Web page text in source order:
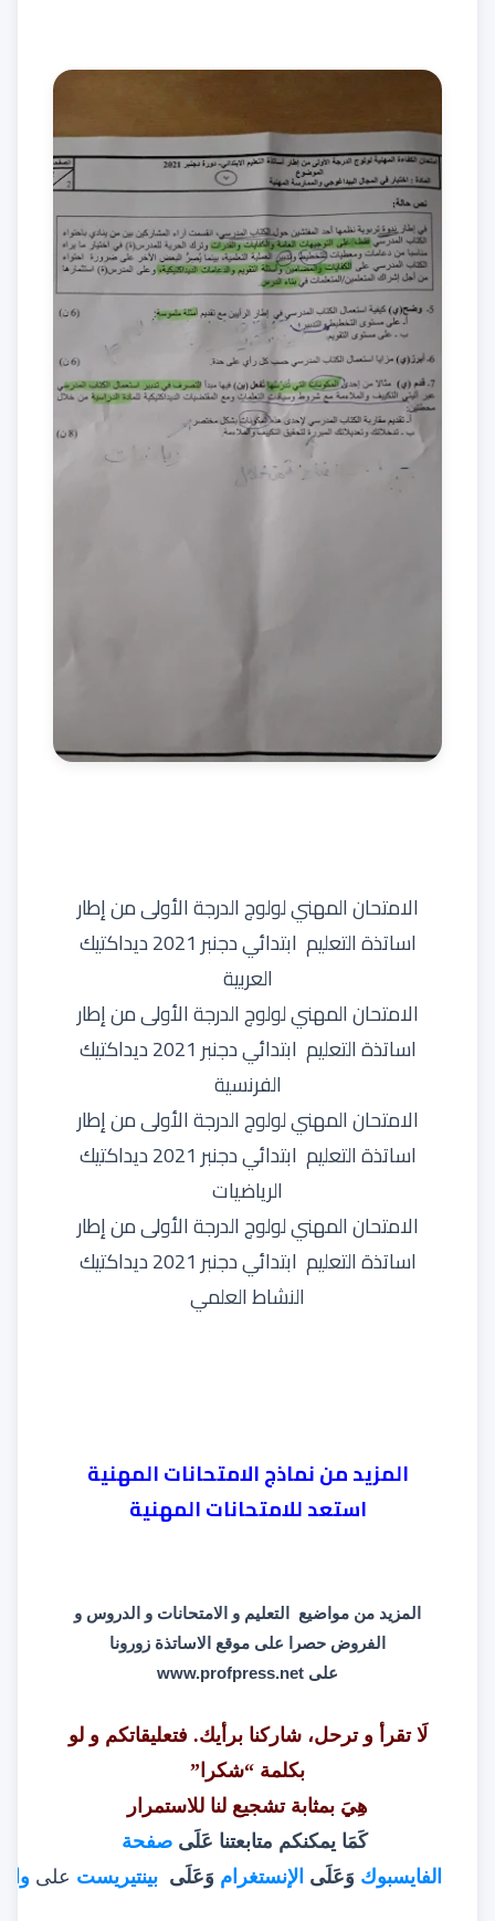
الامتحان المهني لولوج الدرجة الأولى من إطار
اساتذة التعليم ابتدائي دجنبر 2021 ديداكتيك
العربية
الامتحان المهني لولوج الدرجة الأولى من إطار
اساتذة التعليم ابتدائي دجنبر 2021 ديداكتيك
الفرنسية
الامتحان المهني لولوج الدرجة الأولى من إطار
اساتذة التعليم ابتدائي دجنبر 2021 ديداكتيك
الرياضيات
الامتحان المهني لولوج الدرجة الأولى من إطار
اساتذة التعليم ابتدائي دجنبر 2021 ديداكتيك
النشاط العلمي
المزيد مننماذج الامتحانات المهنية
استعد للامتحانات المهنية
المزيد من مواضيع التعليم و الامتحانات و الدروس و
الفروض حصرا على موقع الاساتذة زورونا
على www.profpress.net
لَا تقرأ و ترحل، شاركنا برأيك. فتعليقاتكم و لو
بكلمة “شكرا”
هِيَ بمثابة تشجيع لنا للاستمرار
كَمَا يمكنكم متابعتنا عَلَى صفحة
الفايسبوك وَعَلَى الإنستغرام وَعَلَى بينتيريست على